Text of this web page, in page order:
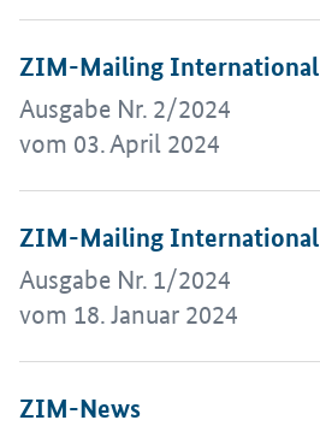
ZIM-Mailing International
Ausgabe Nr. 2/2024
vom 03. April 2024
Öffnet Einzelsicht
ZIM-Mailing International
Ausgabe Nr. 1/2024
vom 18. Januar 2024
Öffnet Einzelsicht
ZIM-News
Öffnet Einzelsicht